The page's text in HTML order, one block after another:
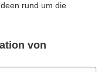
rund um die
von